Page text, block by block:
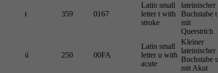
ŧ 359 0167
Latin small
letter t with
stroke
lateinischer
Buchstabe t
mit
Querstrich
ú 250 00FA
Latin small
letter u with
acute
Kleiner
lateinischer
Buchstabe
mit Akut